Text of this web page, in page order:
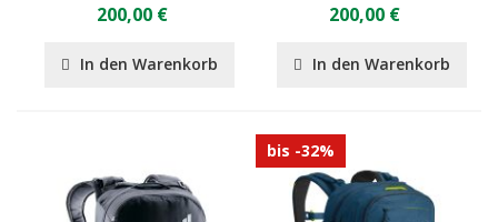
200,00 €
In den Warenkorb
200,00 €
In den Warenkorb
bis -32%